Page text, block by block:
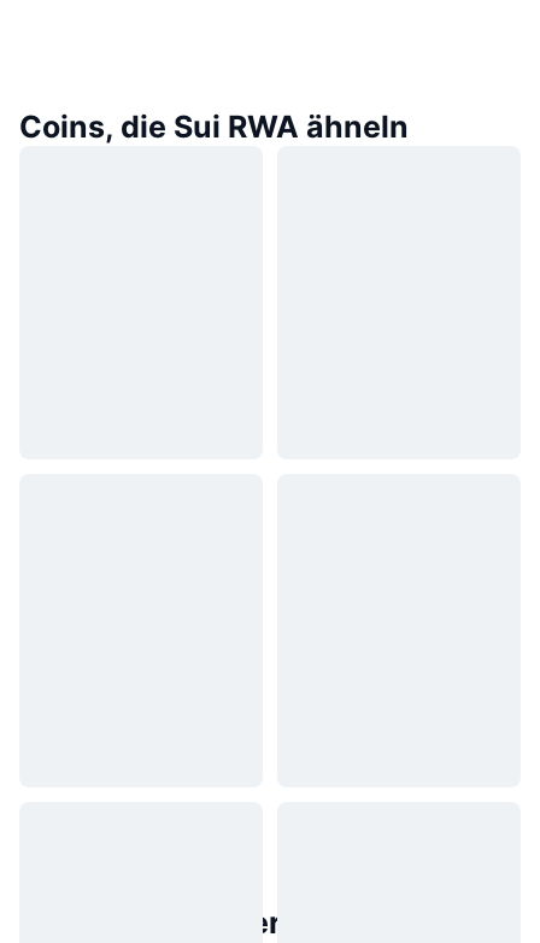
Coins, die Sui RWA ähneln
Beliebte reale Vermögenswerte